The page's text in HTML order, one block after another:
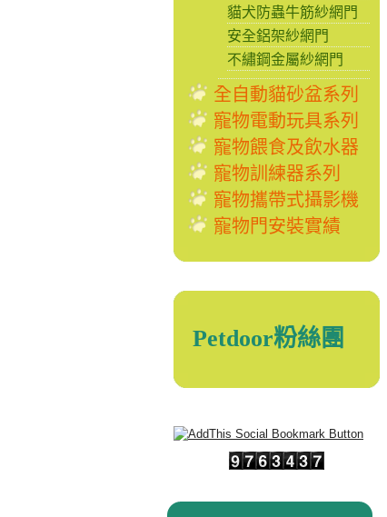
貓犬防蟲牛筋紗網門
安全鋁架紗網門
不繡鋼金屬紗網門
全自動貓砂盆系列
寵物電動玩具系列
寵物餵食及飲水器
寵物訓練器系列
寵物攜帶式攝影機
寵物門安裝實績
Petdoor粉絲團